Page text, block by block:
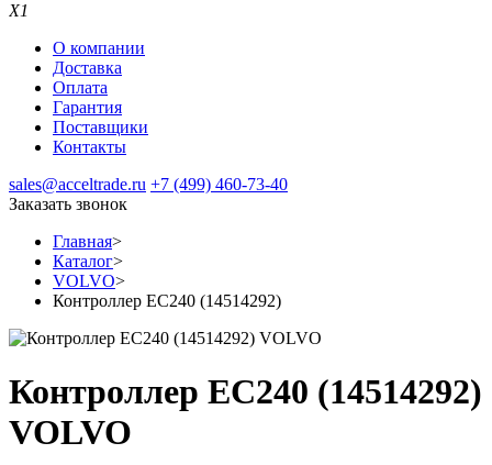
X1
О компании
Доставка
Оплата
Гарантия
Поставщики
Контакты
sales@acceltrade.ru +7 (499) 460-73-40
Заказать звонок
Главная>
Каталог>
VOLVO>
Контроллер EC240 (14514292)
Контроллер EC240 (14514292)
VOLVO